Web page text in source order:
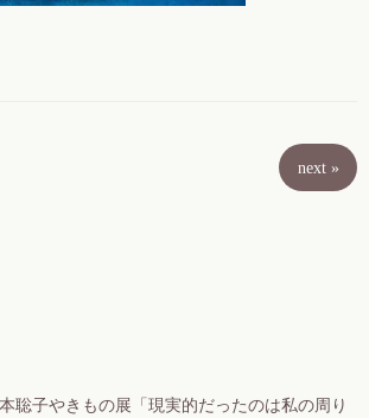
next »
聡子やきもの展「現実的だったのは私の周り